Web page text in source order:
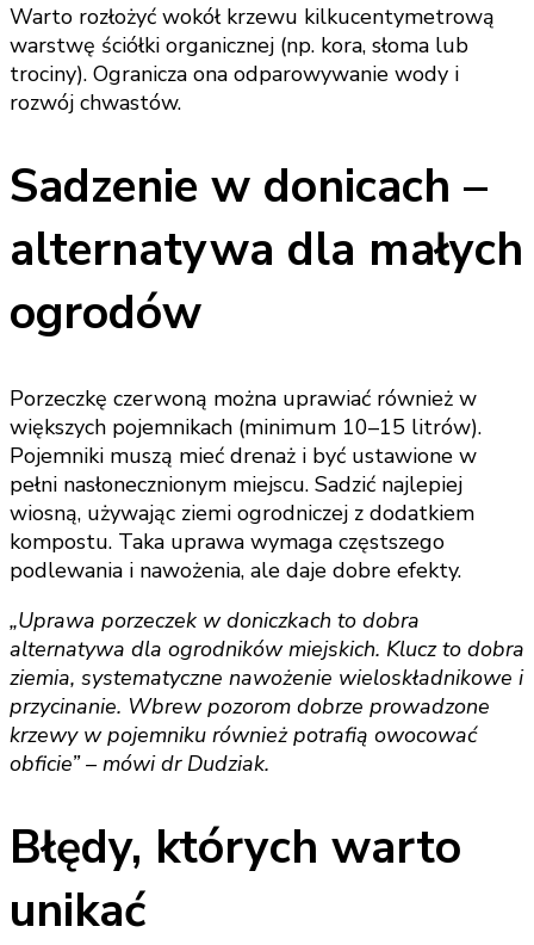
Warto rozłożyć wokół krzewu kilkucentymetrową
warstwę ściółki organicznej (np. kora, słoma lub
trociny). Ogranicza ona odparowywanie wody i
rozwój chwastów.
Sadzenie w donicach –
alternatywa dla małych
ogrodów
Porzeczkę czerwoną można uprawiać również w
większych pojemnikach (minimum 10–15 litrów).
Pojemniki muszą mieć drenaż i być ustawione w
pełni nasłonecznionym miejscu. Sadzić najlepiej
wiosną, używając ziemi ogrodniczej z dodatkiem
kompostu. Taka uprawa wymaga częstszego
podlewania i nawożenia, ale daje dobre efekty.
„Uprawa porzeczek w doniczkach to dobra
alternatywa dla ogrodników miejskich. Klucz to dobra
ziemia, systematyczne nawożenie wieloskładnikowe i
przycinanie. Wbrew pozorom dobrze prowadzone
krzewy w pojemniku również potrafią owocować
obficie” – mówi dr Dudziak.
Błędy, których warto
unikać